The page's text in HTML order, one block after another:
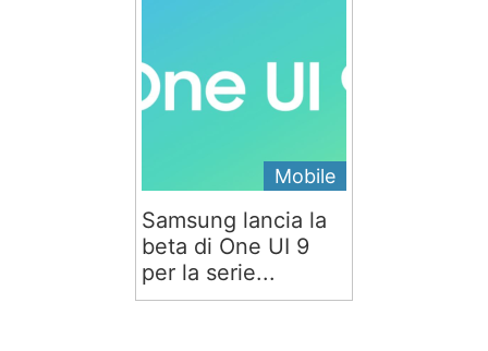
Mobile
Samsung lancia la
beta di One UI 9
per la serie...